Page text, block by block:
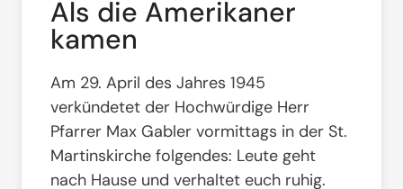
Als die Amerikaner
kamen
Am 29. April des Jahres 1945
verkündetet der Hochwürdige Herr
Pfarrer Max Gabler vormittags in der St.
Martinskirche folgendes: Leute geht
nach Hause und verhaltet euch ruhig.